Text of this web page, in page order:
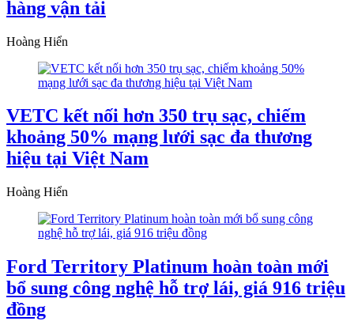
hàng vận tải
Hoàng Hiển
VETC kết nối hơn 350 trụ sạc, chiếm
khoảng 50% mạng lưới sạc đa thương
hiệu tại Việt Nam
Hoàng Hiển
Ford Territory Platinum hoàn toàn mới
bổ sung công nghệ hỗ trợ lái, giá 916 triệu
đồng